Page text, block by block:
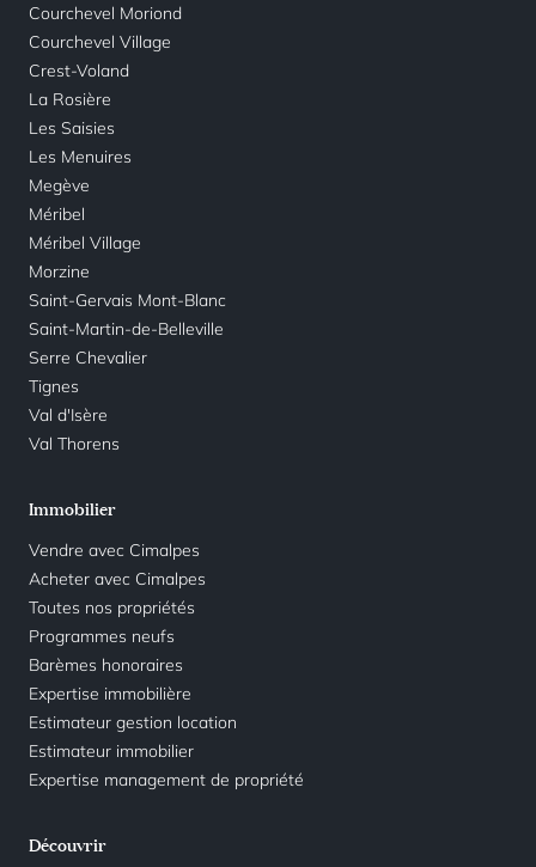
Courchevel Moriond
Courchevel Village
Crest-Voland
La Rosière
Les Saisies
Les Menuires
Megève
Méribel
Méribel Village
Morzine
Saint-Gervais Mont-Blanc
Saint-Martin-de-Belleville
Serre Chevalier
Tignes
Val d'Isère
Val Thorens
Immobilier
Vendre avec Cimalpes
Acheter avec Cimalpes
Toutes nos propriétés
Programmes neufs
Barèmes honoraires
Expertise immobilière
Estimateur gestion location
Estimateur immobilier
Expertise management de propriété
Découvrir